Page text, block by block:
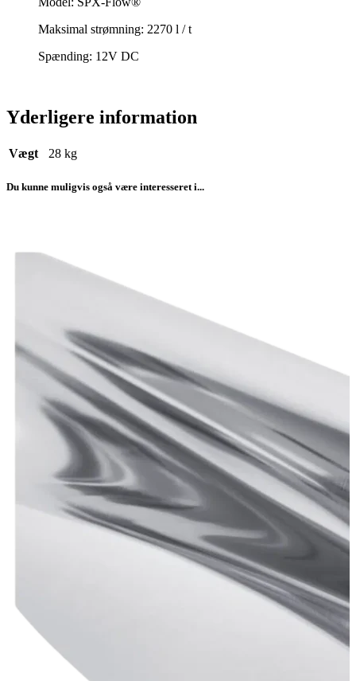
Maksimal strømning: 2270 l / t
Spænding: 12V DC
Yderligere information
Vægt 28 kg
Du kunne muligvis også være interesseret i...